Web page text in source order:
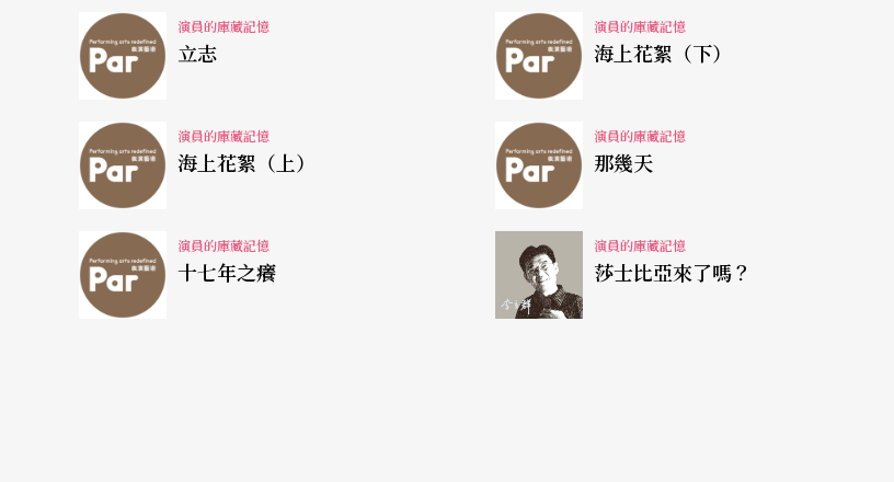
大，擠出來都是強力膠，一開口說話充滿了膠味。
人們正在為他的改變而錯愕的時候，他的身體又開始萎縮了；下雨天，他會在操場上狂奔，狂
呼，還是狂哭，同學們只是看著，沒人有進一步、進二步的辦法。他的眼睛已經發直，直得找不
回原來的焦點，寶貴的頭髮自然脫落，他還是會徜徉在校園中，甚而寬衣解帶地，把制服脫在地
上走著、晃著，偶而悲傷地嘶喊著，讓年輕的同學看在眼裡震驚而傷心，沒有人知道該怎麼辦。
陽光，能再曬進他的心嗎？
演員的庫藏記憶
立志
演員的庫藏記憶
海上花絮（下）
演員的庫藏記憶
海上花絮（上）
演員的庫藏記憶
那幾天
演員的庫藏記憶
十七年之癢
演員的庫藏記憶
莎士比亞來了嗎？